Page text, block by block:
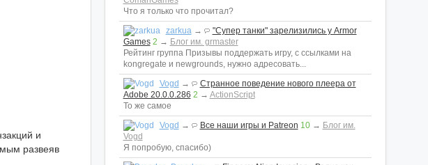
и
развеяв
Что я только что прочитал?
zarkua→
"Супер танки" зарелизились у Armor
Games 2 → Блог им. grmaster
Рейтинг группа Призывы поддержать игру, с ссылками на
kongregate и newgrounds, нужно адресовать...
Vogd →
Странное поведение нового плеера от
Adobe 20.0.0.286 2 → ActionScript
То же самое
Vogd → Все наши игры и Patreon 10→ Блог им.
Vogd
Я попробую, спасибо)